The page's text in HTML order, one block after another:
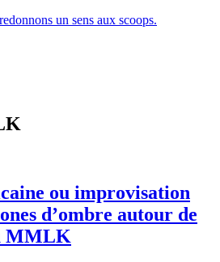
ou improvisation
d’ombre autour de
MMLK